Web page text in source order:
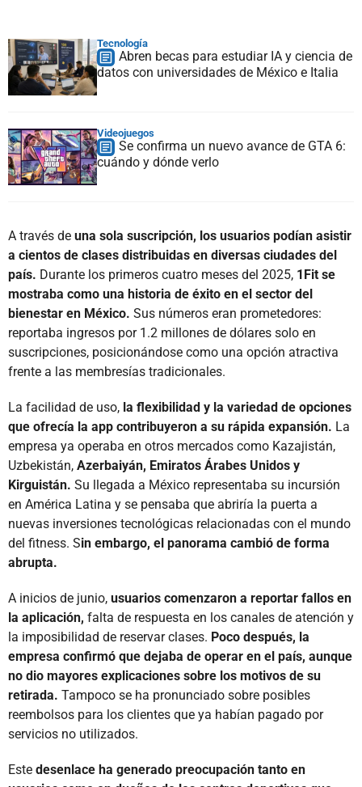
Tecnología
Abren becas para estudiar IA y ciencia de
datos con universidades de México e Italia
Videojuegos
Se confirma un nuevo avance de GTA 6:
cuándo y dónde verlo
A través de una sola suscripción, los usuarios podían asistir
a cientos de clases distribuidas en diversas ciudades del
país. Durante los primeros cuatro meses del 2025, 1Fit se
mostraba como una historia de éxito en el sector del
bienestar en México. Sus números eran prometedores:
reportaba ingresos por 1.2 millones de dólares solo en
suscripciones, posicionándose como una opción atractiva
frente a las membresías tradicionales.
La facilidad de uso, la flexibilidad y la variedad de opciones
que ofrecía la app contribuyeron a su rápida expansión. La
empresa ya operaba en otros mercados como Kazajistán,
Uzbekistán, Azerbaiyán, Emiratos Árabes Unidos y
Kirguistán. Su llegada a México representaba su incursión
en América Latina y se pensaba que abriría la puerta a
nuevas inversiones tecnológicas relacionadas con el mundo
del fitness. Sin embargo, el panorama cambió de forma
abrupta.
A inicios de junio, usuarios comenzaron a reportar fallos en
la aplicación, falta de respuesta en los canales de atención y
la imposibilidad de reservar clases. Poco después, la
empresa confirmó que dejaba de operar en el país, aunque
no dio mayores explicaciones sobre los motivos de su
retirada. Tampoco se ha pronunciado sobre posibles
reembolsos para los clientes que ya habían pagado por
servicios no utilizados.
Este desenlace ha generado preocupación tanto en